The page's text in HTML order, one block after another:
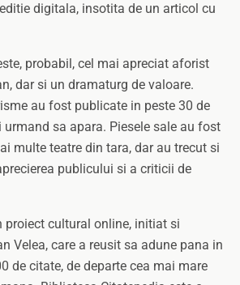
digitala, insotita de un articol cu
probabil, cel mai apreciat aforist
dar si un dramaturg de valoare.
au fost publicate in peste 30 de
urmand sa apara. Piesele sale au fost
multe teatre din tara, dar au trecut si
publicului si a criticii de
proiect cultural online, initiat si
Velea, care a reusit sa adune pana in
de citate, de departe cea mai mare